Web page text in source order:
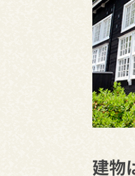
建物